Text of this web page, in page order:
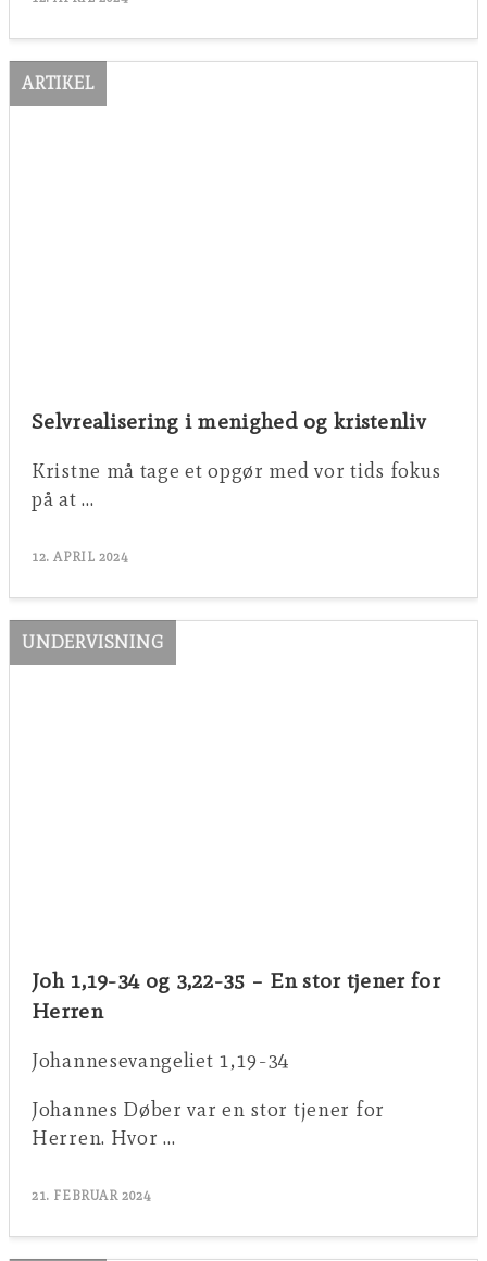
ARTIKEL
Selvrealisering i menighed og kristenliv
Kristne må tage et opgør med vor tids fokus
på at …
12. APRIL 2024
UNDERVISNING
Joh 1,19-34 og 3,22-35 – En stor tjener for
Herren
Johannesevangeliet 1,19-34
Johannes Døber var en stor tjener for
Herren. Hvor …
21. FEBRUAR 2024